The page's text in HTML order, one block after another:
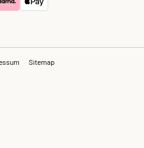
Sitemap